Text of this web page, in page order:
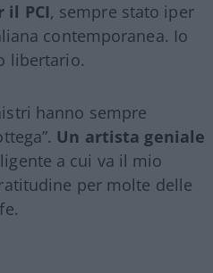
il PCI, sempre stato iper
contemporanea. Io
libertario.
hanno sempre
Un artista geniale
a cui va il mio
per molte delle